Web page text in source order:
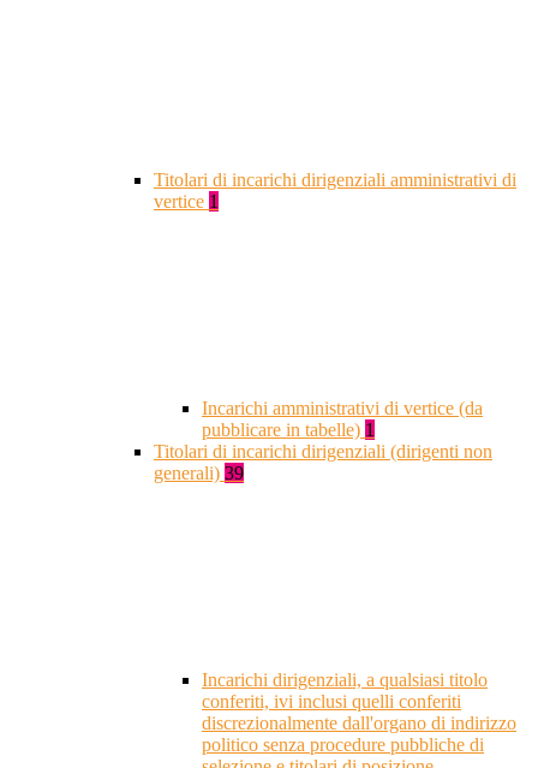
Titolari di incarichi dirigenziali amministrativi di
vertice 1
Incarichi amministrativi di vertice (da
pubblicare in tabelle) 1
Titolari di incarichi dirigenziali (dirigenti non
generali) 39
Incarichi dirigenziali, a qualsiasi titolo
conferiti, ivi inclusi quelli conferiti
discrezionalmente dall'organo di indirizzo
politico senza procedure pubbliche di